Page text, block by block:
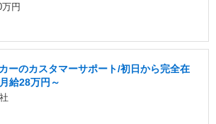
万円
ーのカスタマーサポート/初日から完全在
給28万円～